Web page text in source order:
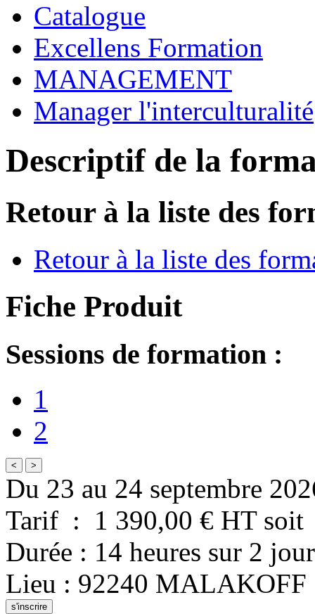
Catalogue
Excellens Formation
MANAGEMENT
Manager l'interculturalité
Descriptif de la
Retour à la liste des
Retour à la liste des
Fiche Produit
Sessions de formation :
1
2
< >
Du 23 au 24 septembre
Tarif : 1 390,00 € HT soit
Durée : 14 heures sur 2
Lieu : 92240 MALAKOFF
s'inscrire